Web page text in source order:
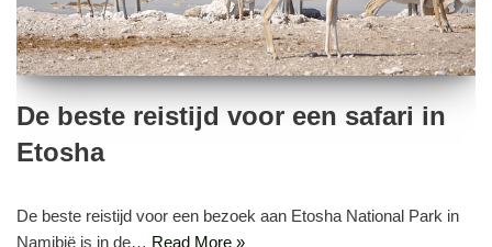
De beste reistijd voor een safari in
Etosha
De beste reistijd voor een bezoek aan Etosha National Park in
Namibië is in de… Read More »